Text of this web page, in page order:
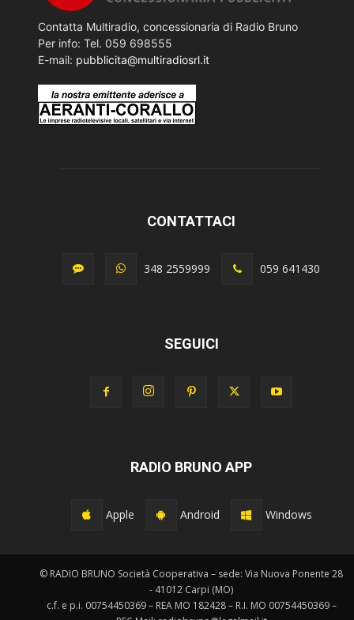
Contatta Multiradio, concessionaria di Radio Bruno
Per info: Tel. 059 698555
E-mail: pubblicita@multiradiosrl.it
CONTATTACI
348 2559999 059 641430
SEGUICI
RADIO BRUNO APP
Apple Android Windows
© RADIO BRUNO Società Cooperativa – sede: Via Nuova Ponente 28
- 41012 Carpi (MO)
c.f. e p.i. 00754450369 – REA MO 182428 – R.I. MO 00754450369 –